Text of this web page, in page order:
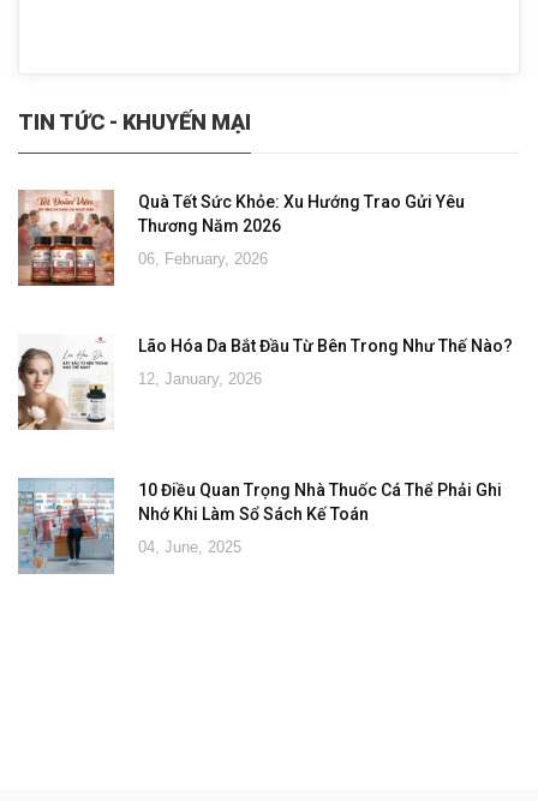
TIN TỨC - KHUYẾN MẠI
Quà Tết Sức Khỏe: Xu Hướng Trao Gửi Yêu
Thương Năm 2026
06, February, 2026
Lão Hóa Da Bắt Đầu Từ Bên Trong Như Thế Nào?
12, January, 2026
10 Điều Quan Trọng Nhà Thuốc Cá Thể Phải Ghi
Nhớ Khi Làm Sổ Sách Kế Toán
04, June, 2025